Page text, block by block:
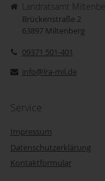
Landratsamt
Brückenstraße 2
63897 Miltenberg
09371 501-401
info@lra-mil.de
Service
Impressum
Datenschutzerklärung
Kontaktformular